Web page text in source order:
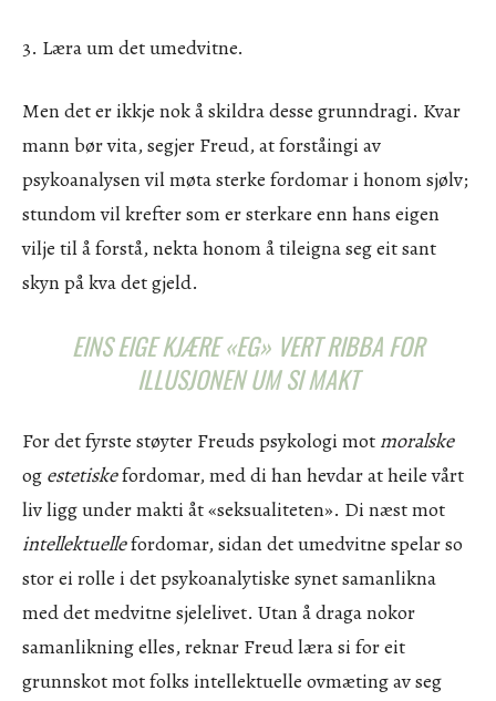
3. Læra um det umedvitne.
Men det er ikkje nok å skildra desse grunndragi. Kvar
mann bør vita, segjer Freud, at forståingi av
psykoanalysen vil møta sterke fordomar i honom sjølv;
stundom vil krefter som er sterkare enn hans eigen
vilje til å forstå, nekta honom å tileigna seg eit sant
skyn på kva det gjeld.
EINS EIGE KJÆRE «EG» VERT RIBBA FOR
ILLUSJONEN UM SI MAKT
For det fyrste støyter Freuds psykologi mot moralske
og estetiskefordomar, med di han hevdar at heile vårt
liv ligg under makti åt «seksualiteten». Di næst mot
intellektuellefordomar, sidan det umedvitne spelar so
stor ei rolle i det psykoanalytiske synet samanlikna
med det medvitne sjelelivet. Utan å draga nokor
samanlikning elles, reknar Freud læra si for eit
grunnskot mot folks intellektuelle ovmæting av seg